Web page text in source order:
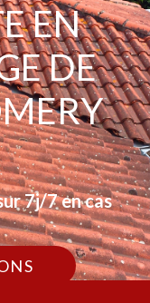
EN
DE
7j/7 en cas